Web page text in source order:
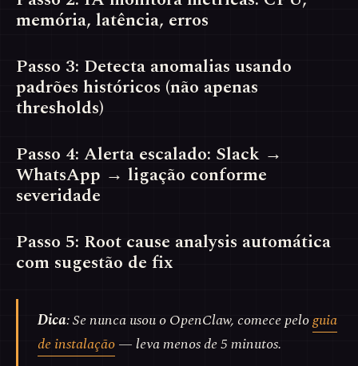
memória, latência, erros
Passo 3: Detecta anomalias usando
padrões históricos (não apenas
thresholds)
Passo 4: Alerta escalado: Slack →
WhatsApp → ligação conforme
severidade
Passo 5: Root cause analysis automática
com sugestão de fix
Dica: Se nunca usou o OpenClaw, comece peloguia
de instalação— leva menos de 5 minutos.